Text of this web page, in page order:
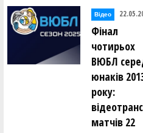
Відео
Фінал
чотирьох
ВЮБЛ
юнаків
року:
матчів 22